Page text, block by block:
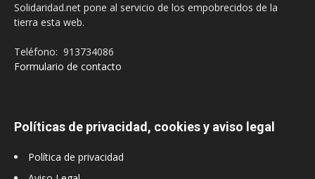
Solidaridad.net pone al servicio de los empobrecidos de la
tierra esta web.
Teléfono: 913734086
Formulario de contacto
Políticas de privacidad, cookies y aviso legal
Política de privacidad